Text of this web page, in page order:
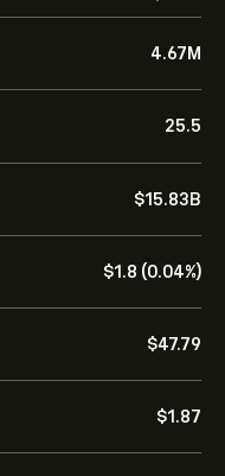
4.67M
25.5
‎$‎15.83B
‎$‎1.8 (0.04%)
‎$‎47.79
‎$‎1.87